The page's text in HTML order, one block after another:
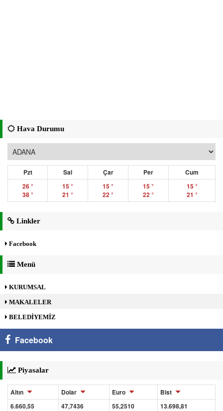
Hava Durumu
Pzt Sal Çar Per
Cum
26 °
38 °
15 °
21 °
15 °
22 °
15 °
22 °
15 °
21 °
Linkler
Facebook
Menü
KURUMSAL
MAKALELER
BELEDİYEMİZ
Facebook
Piyasalar
Altın Dolar Euro
Bist
6.660,55
47,7436 55,2510 13.698,81